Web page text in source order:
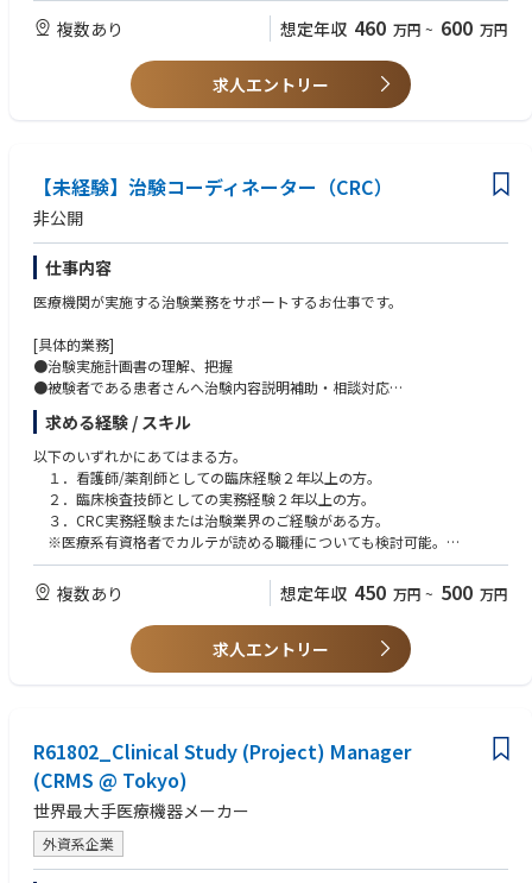
【備考】
・チーム制をとっており、業務を通しても能力の向上だけでなく、働きや
すい環境づくりの構築を行っております。
・ご担当施設により土曜日があることがありますが、土曜出社の際には代
休を取得いただきます。
※様々な経験値のCRCでチームを組んでいるため、相談しながらスキルを
高める事ができます。また、産休・育休から復職される方も多く、女性も
長く働きやすい環境にあります。
複数あり 想定年収 460 万円 ~ 600 万円
求人エントリー
【未経験】治験コーディネーター（CRC）
非公開
仕事内容
医療機関が実施する治験業務をサポートするお仕事です。
[具体的業務]
●治験実施計画書の理解、把握
●被験者である患者さんへ治験内容説明補助・相談対応
●治験担当医師の補助
●医療機関スタッフへの協力依頼・調整
●検査の同行、治験薬の服用や投薬スケジュールの確認
●治験で得られたデータの入力サポートや資料作成などの事務業務 等
求める経験 / スキル
以下のいずれかにあてはまる方。
１．看護師/薬剤師としての臨床経験２年以上の方。
２．臨床検査技師としての実務経験２年以上の方。
３．CRC実務経験または治験業界のご経験がある方。
※医療系有資格者でカルテが読める職種についても検討可能。
東京で約2週間に渡り実施される新入社員研修に参加可能な方。
(期間中は東京滞在)
複数あり 想定年収 450 万円 ~ 500 万円
求人エントリー
R61802_Clinical Study (Project) Manager
(CRMS @ Tokyo)
世界最大手医療機器メーカー
外資系企業